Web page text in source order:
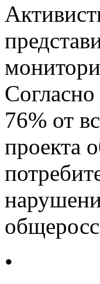
76% от
проекта
•